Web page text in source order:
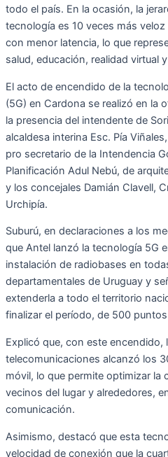
todo el país. En la ocasión, la
tecnología es 10 veces más
con menor latencia, lo que
salud, educación, realidad virtual
El acto de encendido de la
(5G) en Cardona se realizó en la
la presencia del intendente de
alcaldesa interina Esc. Pía
pro secretario de la Intendencia
Planificación Adul Nebú, de
y los concejales Damián Clavell,
Urchipía.
Suburú, en declaraciones a los
que Antel lanzó la tecnología 5G
instalación de radiobases en
departamentales de Uruguay y
extenderla a todo el territorio
finalizar el período, de 500
Explicó que, con este encendido,
telecomunicaciones alcanzó los
móvil, lo que permite optimizar la
vecinos del lugar y alrededores,
comunicación.
Asimismo, destacó que esta
velocidad de conexión que la